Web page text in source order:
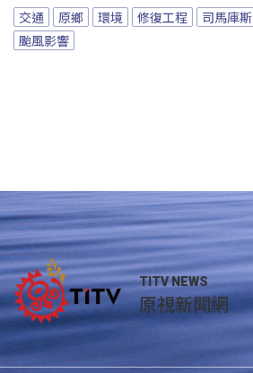
交通 原鄉 環境 修復工程
司馬庫斯
颱風影響
TITV NEWS
原視新聞網